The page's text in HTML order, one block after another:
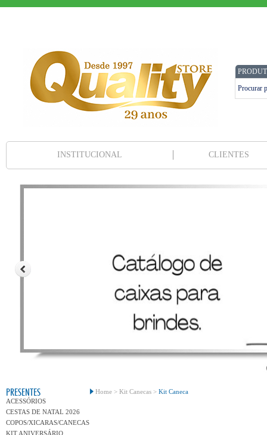
INSTITUCIONAL CLIENTES
PRESENTES
ACESSÓRIOS
CESTAS DE NATAL 2026
COPOS/XICARAS/CANECAS
KIT ANIVERSÁRIO
Home > Kit Canecas > Kit Caneca